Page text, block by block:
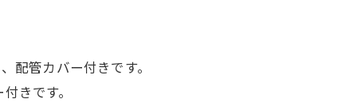
配管カバー付きです。
きです。